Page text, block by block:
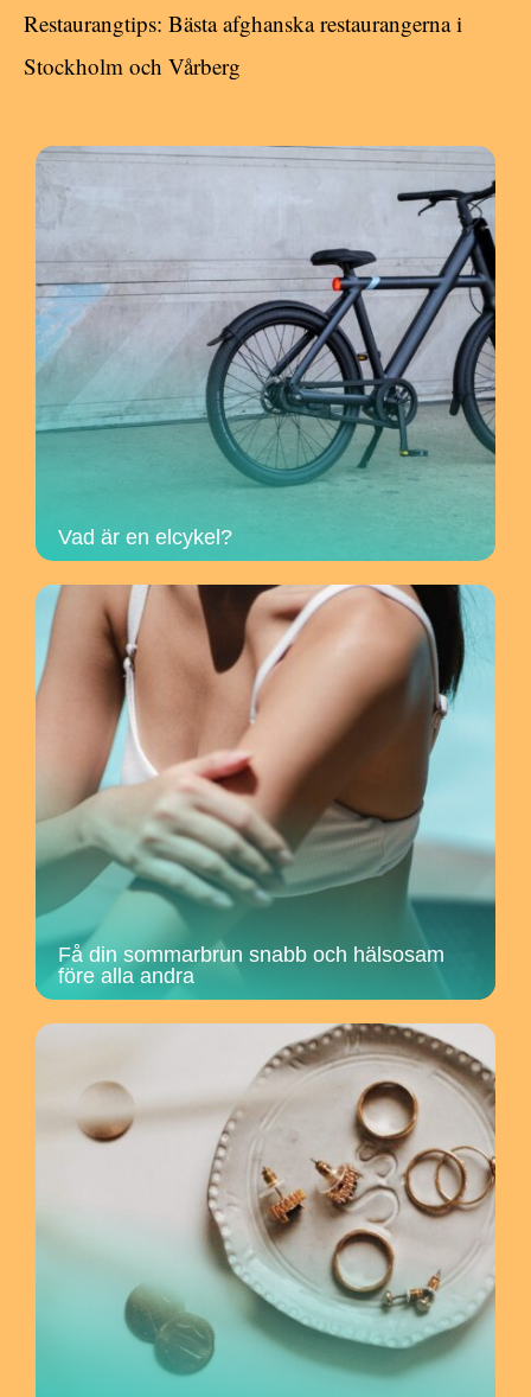
Restaurangtips: Bästa afghanska restaurangerna i
Stockholm och Vårberg
Vad är en elcykel?
Få din sommarbrun snabb och hälsosam
före alla andra